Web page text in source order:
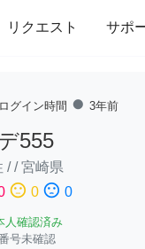
リクエスト サポ
っ越し インテリア
グイン時間 fiber_manual_record 3年前
555
//宮崎県
sentiment_neutral 0 sentiment_dissatisfied 0
人確認済み
号未確認